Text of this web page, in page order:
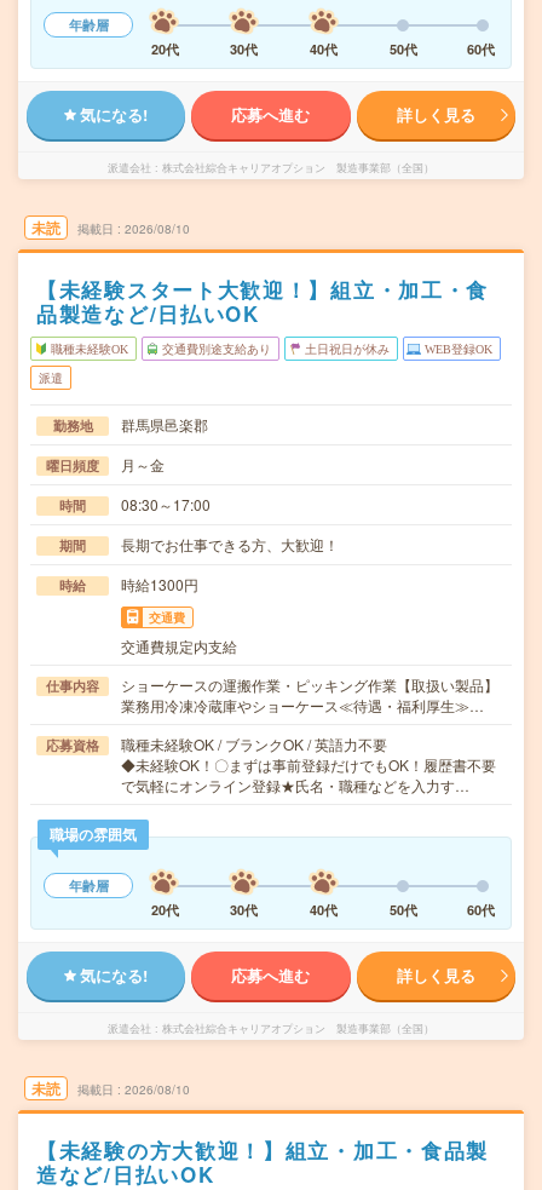
年齢層
20代
30代 40代 50代 60代
気になる! 応募へ進む 詳しく見る
派遣会社 株式会社綜合キャリアオプション 製造事業部（全国）
未読 掲載日 2026/08/10
【未経験スタート大歓迎！】組立・加工・食
品製造など/日払いOK
職種未経験OK 交通費別途支給あり 土日祝日が休み WEB登録OK
派遣
勤務地 群馬県邑楽郡
曜日頻度 月～金
時間 08:30～17:00
期間 長期でお仕事できる方、大歓迎！
時給 時給1300円
交通費
交通費規定内支給
仕事内容
ショーケースの運搬作業・ピッキング作業【取扱い製品】
業務用冷凍冷蔵庫やショーケース≪待遇・福利厚生≫…
応募資格
職種未経験OK / ブランクOK / 英語力不要
◆未経験OK！〇まずは事前登録だけでもOK！履歴書不要
で気軽にオンライン登録★氏名・職種などを入力す…
職場の雰囲気
年齢層
20代
30代 40代 50代 60代
気になる! 応募へ進む 詳しく見る
派遣会社 株式会社綜合キャリアオプション 製造事業部（全国）
未読 掲載日 2026/08/10
【未経験の方大歓迎！】組立・加工・食品製
造など/日払いOK